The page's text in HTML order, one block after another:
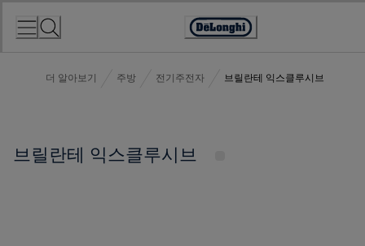
Accessibility
더 알아보기 주방 전기주전자 브릴란테 익스클루시브
브릴란테 익스클루시브